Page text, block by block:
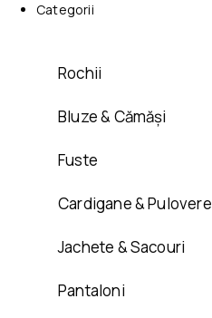
Categorii
Rochii
Bluze & Cămăși
Fuste
Cardigane & Pulovere
Jachete & Sacouri
Pantaloni